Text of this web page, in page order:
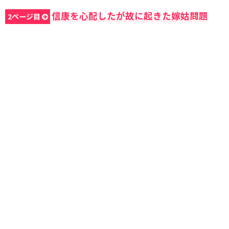
2ページ目 信康を心配したが故に起きた嫁姑問題